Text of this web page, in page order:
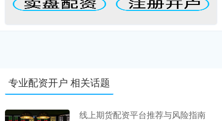
专业配资开户 相关话题
线上期货配资平台推荐与风险指南